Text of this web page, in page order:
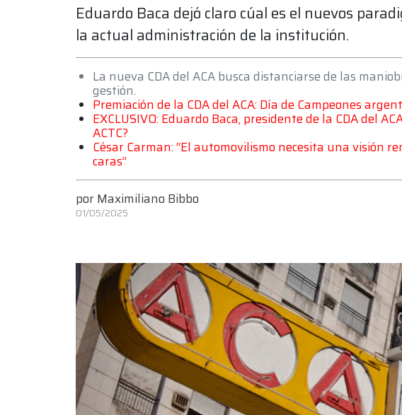
Eduardo Baca dejó claro cúal es el nuevos
la actual administración de la institución.
La nueva CDA del ACA busca distanciarse de las
gestión.
Premiación de la CDA del ACA: Día de Campeones
EXCLUSIVO: Eduardo Baca, presidente de la CDA del
ACTC?
César Carman: “El automovilismo necesita una visión
caras”
por Maximiliano Bibbo
01/05/2025